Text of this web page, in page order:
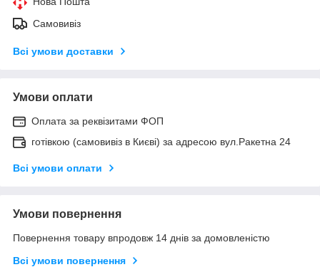
Самовивіз
Всі умови доставки
Умови оплати
Оплата за реквізитами ФОП
готівкою (самовивіз в Києві) за адресою вул.Ракетна 24
Всі умови оплати
Умови повернення
Повернення товару впродовж 14 днів за домовленістю
Всі умови повернення